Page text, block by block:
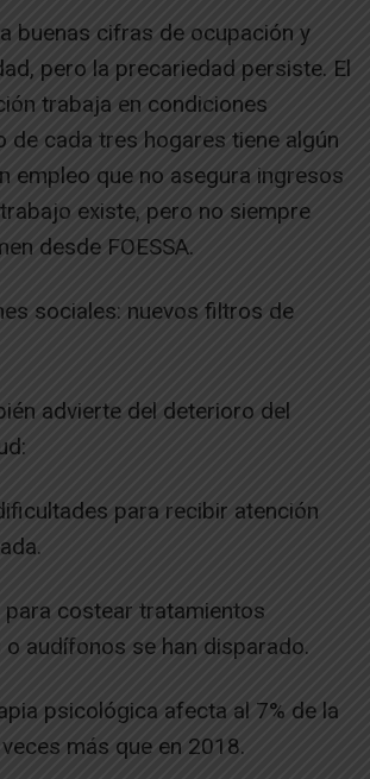
buenas cifras de ocupación y
pero la precariedad persiste. El
trabaja en condiciones
de cada tres hogares tiene algún
empleo que no asegura ingresos
existe, pero no siempre
desde FOESSA.
sociales: nuevos filtros de
advierte del deterioro del
para recibir atención
costear tratamientos
audífonos se han disparado.
psicológica afecta al 7% de la
más que en 2018.